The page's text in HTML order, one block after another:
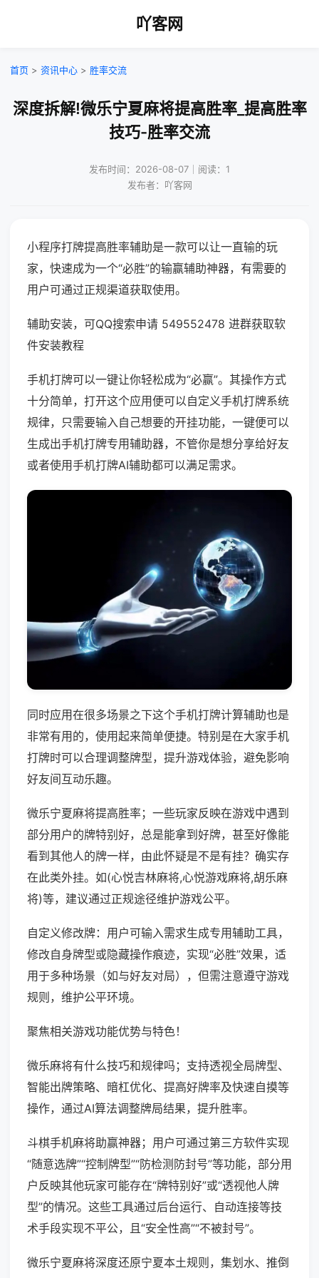
吖客网
首页 > 资讯中心 > 胜率交流
深度拆解!微乐宁夏麻将提高胜率_提高胜率
技巧-胜率交流
发布时间：2026-08-07｜阅读：1
发布者：吖客网
小程序打牌提高胜率辅助是一款可以让一直输的玩
家，快速成为一个“必胜”的输赢辅助神器，有需要的
用户可通过正规渠道获取使用。
辅助安装，可QQ搜索申请 549552478 进群获取软
件安装教程
手机打牌可以一键让你轻松成为“必赢”。其操作方式
十分简单，打开这个应用便可以自定义手机打牌系统
规律，只需要输入自己想要的开挂功能，一键便可以
生成出手机打牌专用辅助器，不管你是想分享给好友
或者使用手机打牌AI辅助都可以满足需求。
同时应用在很多场景之下这个手机打牌计算辅助也是
非常有用的，使用起来简单便捷。特别是在大家手机
打牌时可以合理调整牌型，提升游戏体验，避免影响
好友间互动乐趣。
微乐宁夏麻将提高胜率；一些玩家反映在游戏中遇到
部分用户的牌特别好，总是能拿到好牌，甚至好像能
看到其他人的牌一样，由此怀疑是不是有挂？确实存
在此类外挂。如(心悦吉林麻将,心悦游戏麻将,胡乐麻
将)等，建议通过正规途径维护游戏公平。
自定义修改牌：用户可输入需求生成专用辅助工具，
修改自身牌型或隐藏操作痕迹，实现“必胜”效果，适
用于多种场景（如与好友对局），但需注意遵守游戏
规则，维护公平环境。
聚焦相关游戏功能优势与特色！
微乐麻将有什么技巧和规律吗；支持透视全局牌型、
智能出牌策略、暗杠优化、提高好牌率及快速自摸等
操作，通过AI算法调整牌局结果，提升胜率。
斗棋手机麻将助赢神器；用户可通过第三方软件实现
“随意选牌”“控制牌型”“防检测防封号”等功能，部分用
户反映其他玩家可能存在“牌特别好”或“透视他人牌
型”的情况。这些工具通过后台运行、自动连接等技
术手段实现不平公，且“安全性高”“不被封号”。
微乐宁夏麻将深度还原宁夏本土规则，集划水、推倒